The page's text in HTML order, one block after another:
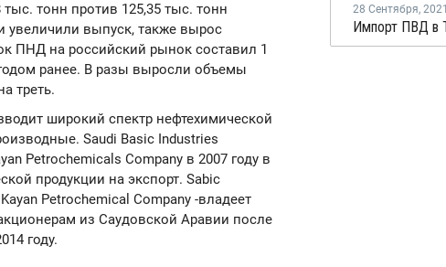
тонн против 125,35 тыс. тонн
увеличили выпуск, также вырос
ПНД на российский рынок составил 1
ранее. В разы выросли объемы
треть.
широкий спектр нефтехимической
Saudi Basic Industries
Petrochemicals Company в 2007 году в
продукции на экспорт. Sabic
Petrochemical Company -владеет
из Саудовской Аравии после
году.
28 Сентября, 2021